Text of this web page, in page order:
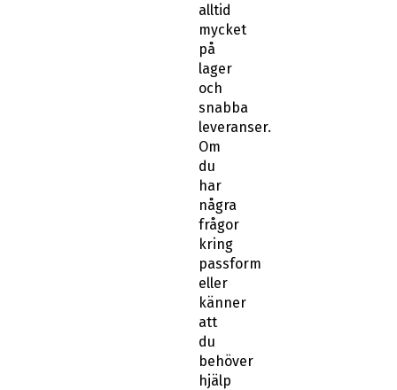
alltid
mycket
på
lager
och
snabba
leveranser.
Om
du
har
några
frågor
kring
passform
eller
känner
att
du
behöver
hjälp